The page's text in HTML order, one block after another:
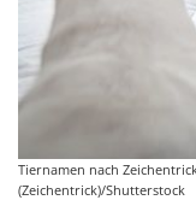
Tiernamen nach
(Zeichentrick)/Shutterstock